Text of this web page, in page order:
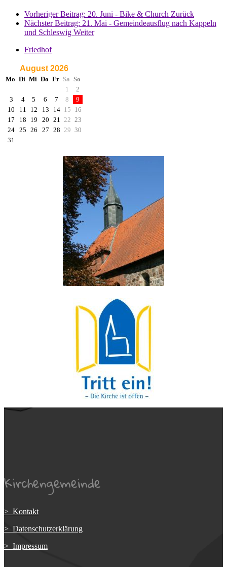
Vorheriger Beitrag: 20. Juni - Bike & Church Zurück
Nächster Beitrag: 21. Mai - Gemeindeausflug nach Kappeln
und Schleswig Weiter
Friedhof
August 2026
Mo Di Mi Do Fr Sa So
1
2
3
4 5 6 7 8
9
10
11 12 13 14 15 16
17
18 19 20 21 22 23
24 25 26 27 28 29 30
31
Kirchengemeinde
> Kontakt
> Datenschutzerklärung
> Impressum